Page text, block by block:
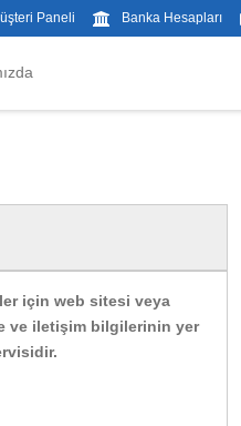
Paneli Banka Hesapları
için web sitesi veya
ve iletişim bilgilerinin yer